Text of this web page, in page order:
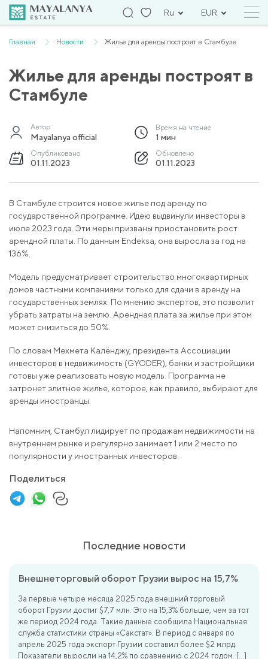
Ru EUR
Главная Новости Жилье для аренды построят в Стамбуле
Жилье для аренды построят в
Стамбуле
Автор
Mayalanya official
Время на чтение
1 мин
Опубликовано
01.11.2023
Обновлено
01.11.2023
В Стамбуле строится новое жилье под аренду по
государственной программе. Идею выдвинули инвесторы в
июле 2023 года. Эти меры призваны приостановить рост
арендной платы. По данным Endeksa, она выросла за год на
136%.
Модель предусматривает строительство многоквартирных
домов частными компаниями только для сдачи в аренду на
государственных землях. По мнению экспертов, это позволит
убрать затраты на землю. Арендная плата за жилье при этом
может снизиться до 50%.
По словам Мехмета Калёнджу, президента Ассоциации
инвесторов в недвижимость (GYODER), банки и застройщики
готовы уже реализовать новую модель. Программа не
затронет элитное жилье, которое, как правило, выбирают для
аренды иностранцы.
Напомним, Стамбул лидирует по продажам недвижимости на
внутреннем рынке и регулярно занимает 1 или 2 место по
популярности у иностранных инвесторов.
Поделиться
Последние новости
Внешнеторговый оборот Грузии вырос на 15,7%
За первые четыре месяца 2025 года внешний торговый
оборот Грузии достиг $7,7 млн. Это на 15,3% больше, чем за тот
же период 2024 года. Такие данные сообщила Национальная
служба статистики страны «Сакстат». В период с января по
апрель 2025 года экспорт Грузии составил более $2 млрд.
Показатели выросли на 14,2% по сравнению с 2024 годом. […]